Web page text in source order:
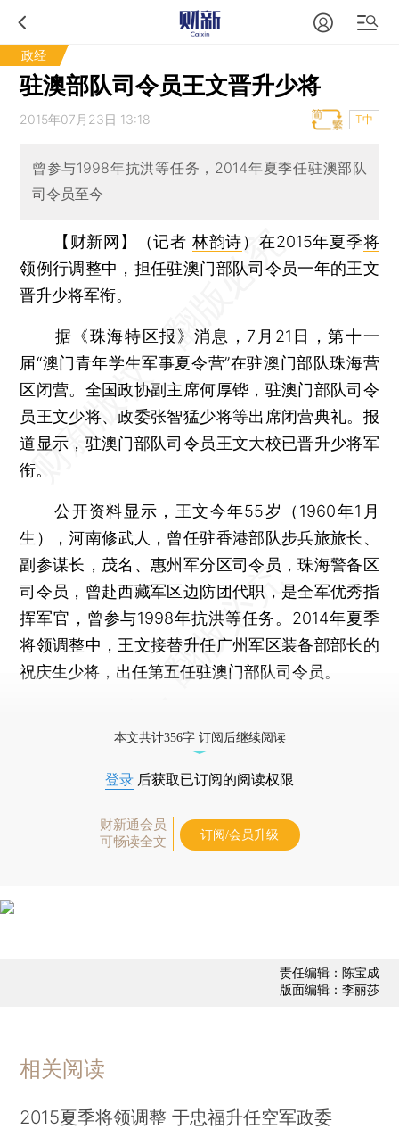
政经
驻澳部队司令员王文晋升少将
2015年07月23日 13:18 T中
曾参与1998年抗洪等任务，2014年夏季任驻澳部队
司令员至今
【财新网】（记者 林韵诗） 在2015年夏季将
领例行调整中，担任驻澳门部队司令员一年的王文
晋升少将军衔。
据《珠海特区报》消息，7月21日，第十一
届“澳门青年学生军事夏令营”在驻澳门部队珠海营
区闭营。全国政协副主席何厚铧，驻澳门部队司令
员王文少将、政委张智猛少将等出席闭营典礼。报
道显示，驻澳门部队司令员王文大校已晋升少将军
衔。
公开资料显示，王文今年55岁（1960年1月
生），河南修武人，曾任驻香港部队步兵旅旅长、
副参谋长，茂名、惠州军分区司令员，珠海警备区
司令员，曾赴西藏军区边防团代职，是全军优秀指
挥军官，曾参与1998年抗洪等任务。2014年夏季
将领调整中，王文接替升任广州军区装备部部长的
祝庆生少将，出任第五任驻澳门部队司令员。
本文共计356字 订阅后继续阅读
登录 后获取已订阅的阅读权限
财新通会员
可畅读全文
订阅/会员升级
责任编辑：陈宝成
版面编辑：李丽莎
相关阅读
2015夏季将领调整 于忠福升任空军政委